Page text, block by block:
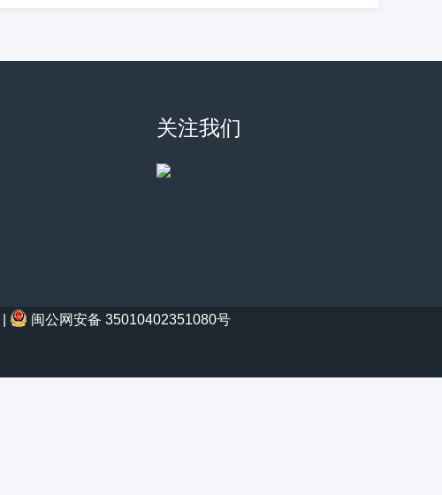
关注我们
闽公网安备 35010402351080号